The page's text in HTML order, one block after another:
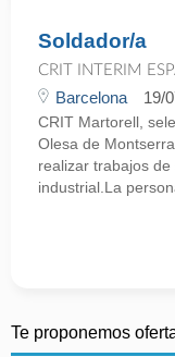
Soldador/a
CRIT INTERIM
Barcelona 19/
CRIT Martorell,
Olesa de
realizar trabajos
industrial.La
Te proponemos